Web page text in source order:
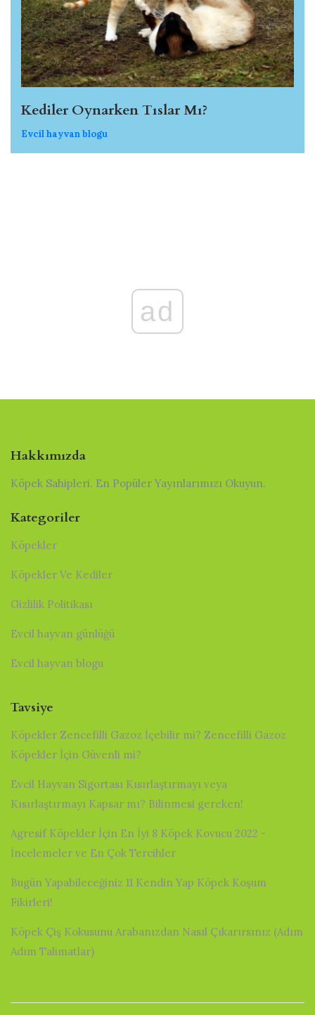
Kediler Oynarken Tıslar Mı?
Evcil hayvan blogu
ad
Hakkımızda
Köpek Sahipleri. En Popüler Yayınlarımızı Okuyun.
Kategoriler
Köpekler
Köpekler Ve Kediler
Gizlilik Politikası
Evcil hayvan günlüğü
Evcil hayvan blogu
Tavsiye
Köpekler Zencefilli Gazoz İçebilir mi? Zencefilli Gazoz
Köpekler İçin Güvenli mi?
Evcil Hayvan Sigortası Kısırlaştırmayı veya
Kısırlaştırmayı Kapsar mı? Bilinmesi gereken!
Agresif Köpekler İçin En İyi 8 Köpek Kovucu 2022 -
İncelemeler ve En Çok Tercihler
Bugün Yapabileceğiniz 11 Kendin Yap Köpek Koşum
Fikirleri!
Köpek Çiş Kokusunu Arabanızdan Nasıl Çıkarırsınız (Adım
Adım Talimatlar)